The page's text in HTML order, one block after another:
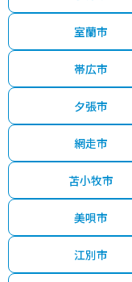
室蘭市
帯広市
夕張市
網走市
苫小牧市
美唄市
江別市